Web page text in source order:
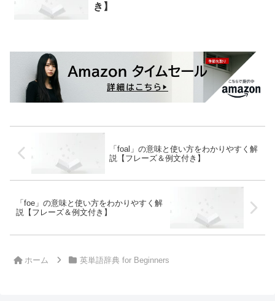
き】
「foal」の意味と使い方をわかりやすく解
説【フレーズ＆例文付き】
「foe」の意味と使い方をわかりやすく解
説【フレーズ＆例文付き】
ホーム 英単語辞典 for Beginners